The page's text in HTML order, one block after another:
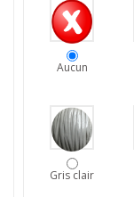
Aucun
Gris clair